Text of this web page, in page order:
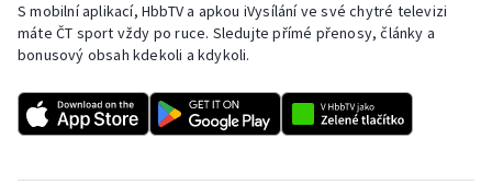
Short track
Sportovní střelba
Stolní tenis
S mobilní aplikací, HbbTV a apkou iVysílání ve své chytré televizi
máte ČT sport vždy po ruce. Sledujte přímé přenosy, články a
bonusový obsah kdekoli a kdykoli.